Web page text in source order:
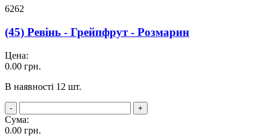
6262
(45) Ревінь - Грейпфрут - Розмарин
Цена:
0.00 грн.
В наявності 12 шт.
- +
Сума:
0.00 грн.